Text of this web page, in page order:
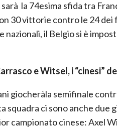
la 74esima sfida tra
30 vittorie contro le 24
nazionali, il Belgio si è
e Witsel, i “cinesi”
giocheràla semifinale
squadra ci sono anche due
campionato cinese: Axel